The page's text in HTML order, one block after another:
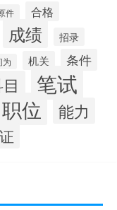
件 合格
成绩 招录
为 机关 条件
笔试
职位 能力